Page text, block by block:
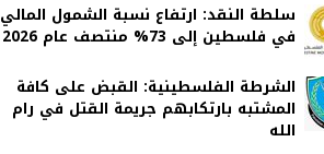
سلطة النقد: ارتفاع نسبة الشمول المالي
في فلسطين إلى 73% منتصف عام 2026
الشرطة الفلسطينية: القبض على كافة
المشتبه بارتكابهم جريمة القتل في رام
الله